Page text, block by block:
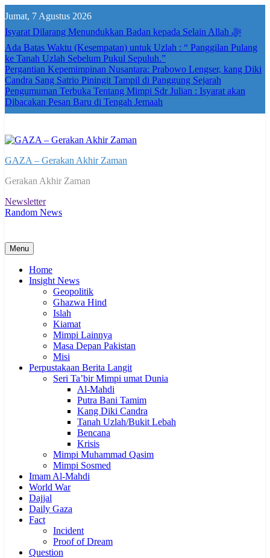
to
content
Jumat, 7 Agustus 2026
Isyarat Dilarang Menundukkan Badan kepada Selain Allah ﷻ
Ada Batas Waktu (Kesempatan) untuk Uzlah : “ Panggilan Pulang
ke Tanah Uzlah Sebelum Pukul Sepuluh.”
Pergantian Kepemimpinan Nusantara: Prabowo Lengser, kang Diki
Candra Sang Satrio Piningit Tampil di Panggung Sejarah
Pengumuman Terbuka Tentang Mimpi Sdr Julian : Isyarat akan
Dibacakan Pesan Baru di Tengah Jemaah
GAZA – Gerakan Akhir Zaman
Gerakan Akhir Zaman
Newsletter
Random News
Menu
Home
Insight News
Geopolitik
Ghazwa Hind
Islah
Kiamat
Mimpi Lainnya
Masa Depan Pakistan
Misi
Perpustakaan Berita Langit
Seri Ta’bir Mimpi umat Dunia
Al-Mahdi
Putra Bani Tamim
Kang Diki Candra
Tanah Uzlah/Bukit Lebah
Bencana
Krisis
Mimpi Muhammad Qasim
Mimpi Sosmed
Imam Al-Mahdi
World War
Dajjal
Daily Gaza
Fact
Incident
Proof of Dream
Question